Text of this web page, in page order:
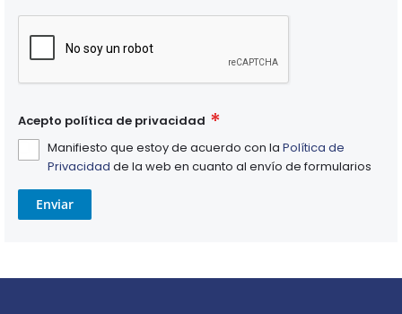
Acepto política de privacidad
Manifiesto que estoy de acuerdo con la Política de
Privacidad de la web en cuanto al envío de formularios
Enviar